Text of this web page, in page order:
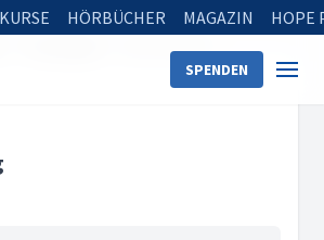
KURSE HÖRBÜCHER MAGAZIN HOPE
SPENDEN
Der Sonntag